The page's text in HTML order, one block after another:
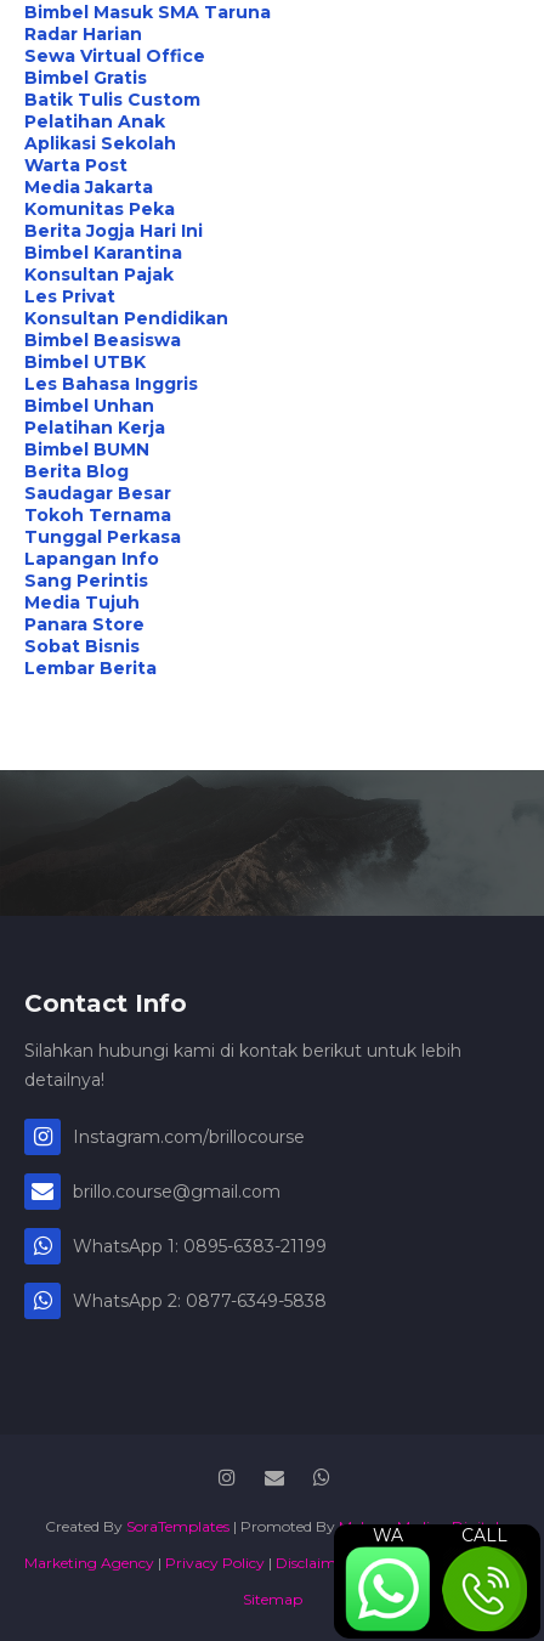
WA CALL
Bimbel Masuk SMA Taruna
Radar Harian
Sewa Virtual Office
Bimbel Gratis
Batik Tulis Custom
Pelatihan Anak
Aplikasi Sekolah
Warta Post
Media Jakarta
Komunitas Peka
Berita Jogja Hari Ini
Bimbel Karantina
Konsultan Pajak
Les Privat
Konsultan Pendidikan
Bimbel Beasiswa
Bimbel UTBK
Les Bahasa Inggris
Bimbel Unhan
Pelatihan Kerja
Bimbel BUMN
Berita Blog
Saudagar Besar
Tokoh Ternama
Tunggal Perkasa
Lapangan Info
Sang Perintis
Media Tujuh
Panara Store
Sobat Bisnis
Lembar Berita
Contact Info
Silahkan hubungi kami di kontak berikut untuk lebih
detailnya!
Instagram.com/brillocourse
brillo.course@gmail.com
WhatsApp 1: 0895-6383-21199
WhatsApp 2: 0877-6349-5838
Created By SoraTemplates | Promoted ByMaboor Media - Digital
Marketing Agency | Privacy Policy | Disclaimer Terms and Conditions|
Sitemap